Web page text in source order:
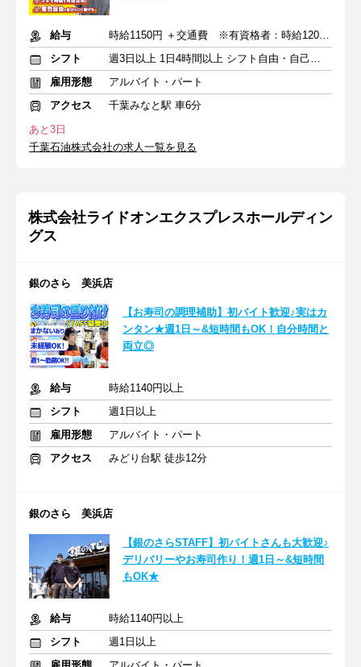
給与
時給1150円 ＋交通費 ※有資格者：時給1200円～1500円 +交通費
シフト
週3日以上 1日4時間以上 シフト自由・自己申告
雇用形態
アルバイト・パート
アクセス
千葉みなと駅 車6分
あと3日
千葉石油株式会社の求人一覧を見る
株式会社ライドオンエクスプレスホールディン
グス
銀のさら 美浜店
【お寿司の調理補助】初バイト歓迎♪実はカ
ンタン★週1日～&短時間もOK！自分時間と
両立◎
給与
時給1140円以上
シフト
週1日以上
雇用形態
アルバイト・パート
アクセス
みどり台駅 徒歩12分
銀のさら 美浜店
【銀のさらSTAFF】初バイトさんも大歓迎♪
デリバリーやお寿司作り！週1日～&短時間
もOK★
給与
時給1140円以上
シフト
週1日以上